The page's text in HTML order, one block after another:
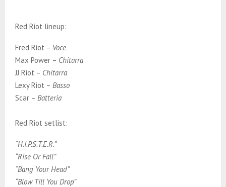
Red Riot lineup:
Fred Riot – Voce
Max Power – Chitarra
JJ Riot – Chitarra
Lexy Riot – Basso
Scar – Batteria
Red Riot setlist:
“H.I.P.S.T.E.R.”
“Rise Or Fall”
“Bang Your Head”
“Blow Till You Drop”